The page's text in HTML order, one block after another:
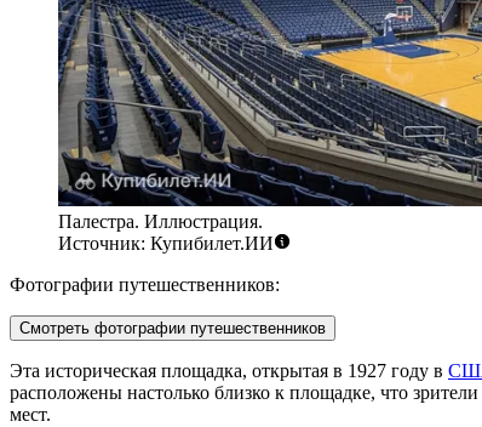
Палестра. Иллюстрация.
Источник: Купибилет.ИИ
Фотографии путешественников:
Смотреть фотографии путешественников
Эта историческая площадка, открытая в 1927 году в
расположены настолько близко к площадке, что
мест.